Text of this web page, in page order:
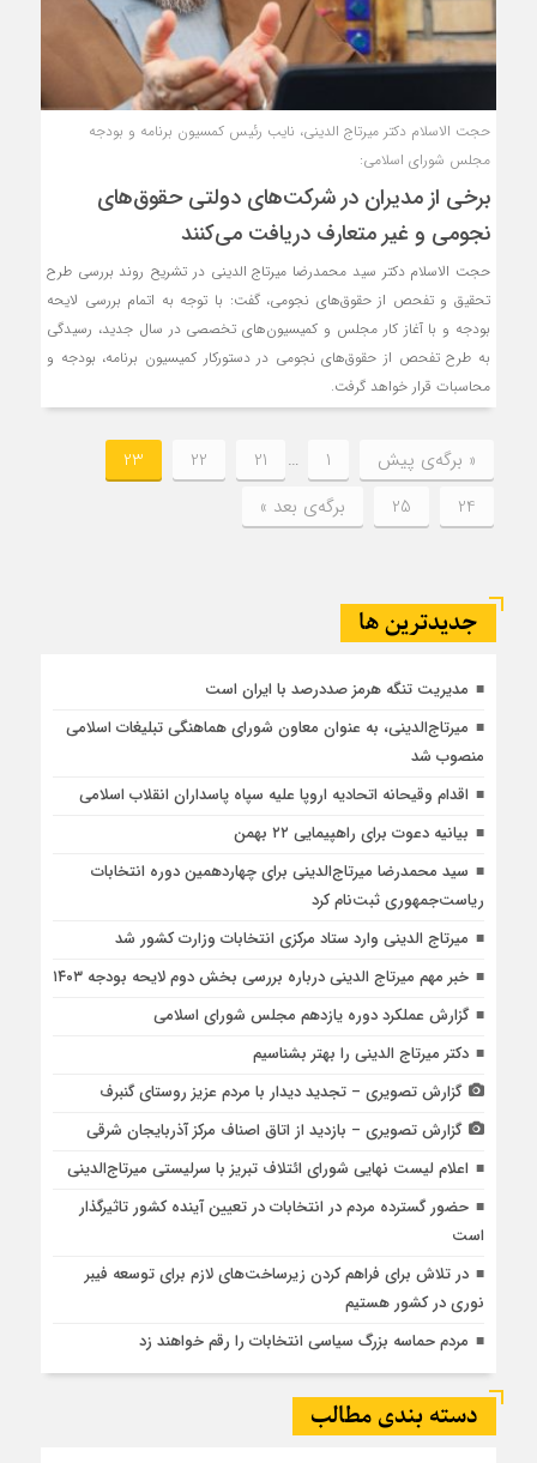
حجت الاسلام دکتر میرتاج الدینی، نایب رئیس کمسیون برنامه و بودجه
مجلس شورای اسلامی:
برخی از مدیران در شرکت‌های دولتی حقوق‌های
نجومی و غیر متعارف دریافت می‌کنند
حجت الاسلام دکتر سید محمدرضا میرتاج الدینی در تشریح روند بررسی طرح
تحقیق و تفحص از حقوق‌های نجومی، گفت: با توجه به اتمام بررسی لایحه
بودجه و با آغاز کار مجلس و کمیسیون‌های تخصصی در سال جدید، رسیدگی
به طرح تفحص از حقوق‌های نجومی در دستورکار کمیسیون برنامه، بودجه و
محاسبات قرار خواهد گرفت.
« برگه‌ی پیش 1
…
21
22
23
24
25 برگه‌ی بعد »
جديدترين ها
مدیریت تنگه هرمز صددرصد با ایران است
میرتاج‌الدینی، به عنوان معاون شورای هماهنگی تبلیغات اسلامی
منصوب شد
اقدام وقیحانه اتحادیه اروپا علیه سپاه پاسداران انقلاب اسلامی
بیانیه دعوت برای راهپیمایی ۲۲ بهمن
سید محمدرضا میرتاج‌الدینی برای چهاردهمین دوره انتخابات
ریاست‌جمهوری ثبت‌نام کرد
میرتاج الدینی وارد ستاد مرکزی انتخابات وزارت کشور شد
خبر مهم میرتاج الدینی درباره بررسی بخش دوم لایحه بودجه ۱۴۰۳
گزارش عملکرد دوره یازدهم مجلس شورای اسلامی
دکتر میرتاج الدینی را بهتر بشناسیم
گزارش تصویری – تجدید دیدار با مردم عزیز روستای گنبرف
گزارش تصویری – بازدید از اتاق اصناف مرکز آذربایجان شرقی
اعلام لیست نهایی شورای ائتلاف تبریز با سرلیستی میرتاج‌الدینی
حضور گسترده مردم در انتخابات در تعیین آینده کشور تاثیرگذار
است
در تلاش برای فراهم کردن زیرساخت‌های لازم برای توسعه فیبر
نوری در کشور هستیم
مردم حماسه بزرگ سیاسی انتخابات را رقم خواهند زد
دسته بندی مطالب